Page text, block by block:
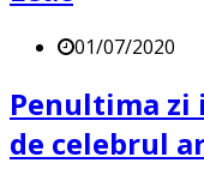
01/07/2020
Penultima zi
de celebrul